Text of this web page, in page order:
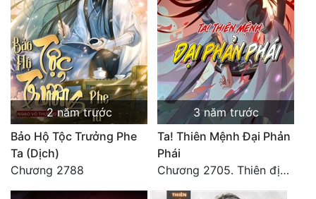
Mưu Mô
Mạt Thế
Mỹ Thực
Ngôn Tình
Ngược
Nữ Cường
Nữ Phụ
2 năm trước
Bảo Hộ Tộc Trưởng Phe
Ta (Dịch)
Chương 2788
3 năm trước
Ta! Thiên Mệnh Đại Phản
Phái
Chương 2705. Thiên địa yên tĩnh